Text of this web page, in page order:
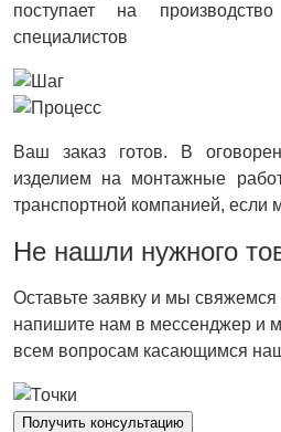
поступает на
специалистов
Ваш заказ готов. В
изделием на монтажные
транспортной компанией, если
Не нашли нужного
Оставьте заявку и мы
напишите нам в мессенджер и
всем вопросам касающимся
Получить консультацию